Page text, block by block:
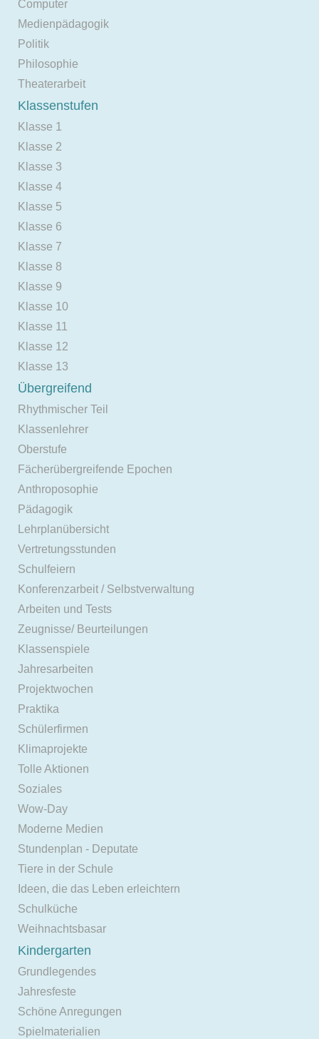
Computer
Medienpädagogik
Politik
Philosophie
Theaterarbeit
Klassenstufen
Klasse 1
Klasse 2
Klasse 3
Klasse 4
Klasse 5
Klasse 6
Klasse 7
Klasse 8
Klasse 9
Klasse 10
Klasse 11
Klasse 12
Klasse 13
Übergreifend
Rhythmischer Teil
Klassenlehrer
Oberstufe
Fächerübergreifende Epochen
Anthroposophie
Pädagogik
Lehrplanübersicht
Vertretungsstunden
Schulfeiern
Konferenzarbeit / Selbstverwaltung
Arbeiten und Tests
Zeugnisse/ Beurteilungen
Klassenspiele
Jahresarbeiten
Projektwochen
Praktika
Schülerfirmen
Klimaprojekte
Tolle Aktionen
Soziales
Wow-Day
Moderne Medien
Stundenplan - Deputate
Tiere in der Schule
Ideen, die das Leben erleichtern
Schulküche
Weihnachtsbasar
Kindergarten
Grundlegendes
Jahresfeste
Schöne Anregungen
Spielmaterialien